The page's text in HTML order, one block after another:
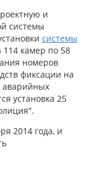
и
системы
системы
114 камер по 58
номеров
фиксации на
аварийных
установка 25
2014 года, и